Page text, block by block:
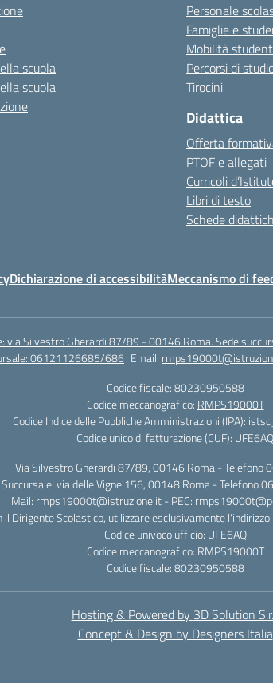
scuola
scuola
Personale
Famiglie e
Mobilità
Percorsi di
Tirocini
Didattica
Offerta
PTOF e allegati
Curricoli
Libri di testo
Schede
Dichiarazione di accessibilitàMeccanismo di
via Silvestro Gherardi 87/89 - 00146 Roma. Sede
06121126685/686 Email:
Codice fiscale: 80230950588
Codice meccanografico: RMPS19000T
Codice Indice delle Pubbliche Amministrazioni (IPA):
Codice unico di fatturazione (CUF): UFE6AQ
Via Silvestro Gherardi 87/89, 00146 Roma - Telefono
Succursale: via delle Vigne 156, 00148 Roma - Telefono
Mail: rmps19000t@istruzione.it - PEC:
il Dirigente Scolastico, utilizzare esclusivamente
Codice univoco ufficio: UFE6AQ
Codice meccanografico: RMPS19000T
Codice fiscale: 80230950588
Hosting & Powered by 3D Solution
Concept & Design by Designers Italia